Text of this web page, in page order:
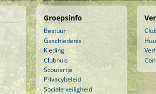
Groepsinfo
Bestuur
Geschiedenis
Kleding
Clubhuis
Scoutertje
Privacybeleid
Sociale veiligheid